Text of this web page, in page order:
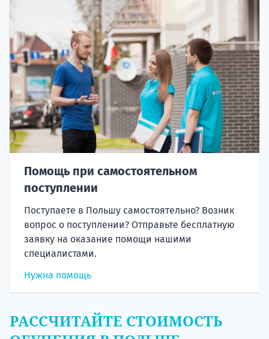
Помощь при самостоятельном
поступлении
Поступаете в Польшу самостоятельно? Возник
вопрос о поступлении? Отправьте бесплатную
заявку на оказание помощи нашими
специалистами.
Нужна помощь
РАССЧИТАЙТЕ СТОИМОСТЬ